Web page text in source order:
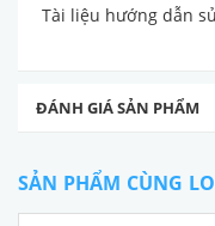
Tài liệu hướng dẫn
ĐÁNH GIÁ SẢN PHẨM
SẢN PHẨM CÙNG